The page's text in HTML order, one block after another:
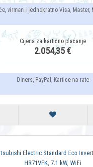
virman i jednokratno Visa, Master,
2.054,35 €
Diners, PayPal, Kartice na rate